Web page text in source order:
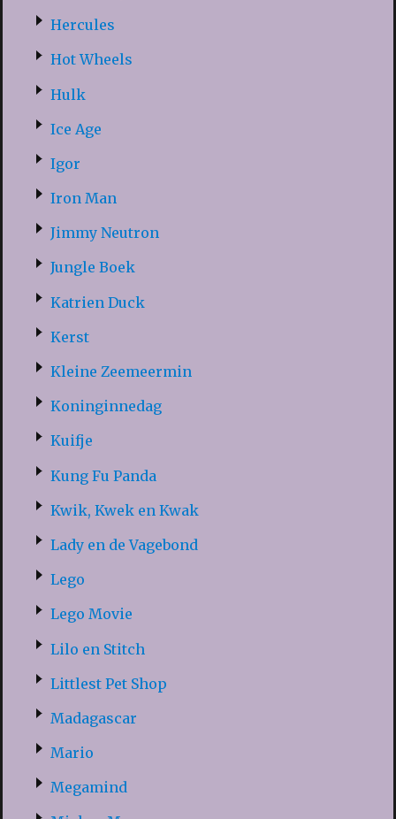
Hercules
Hot Wheels
Hulk
Ice Age
Igor
Iron Man
Jimmy Neutron
Jungle Boek
Katrien Duck
Kerst
Kleine Zeemeermin
Koninginnedag
Kuifje
Kung Fu Panda
Kwik, Kwek en Kwak
Lady en de Vagebond
Lego
Lego Movie
Lilo en Stitch
Littlest Pet Shop
Madagascar
Mario
Megamind